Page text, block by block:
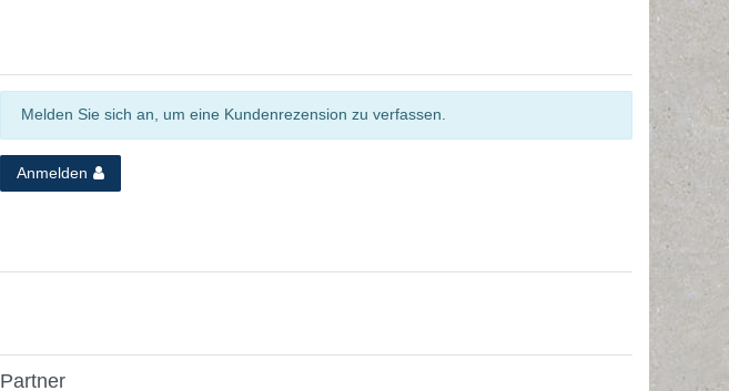
Melden Sie sich an, um eine Kundenrezension zu verfassen.
Anmelden
Partner